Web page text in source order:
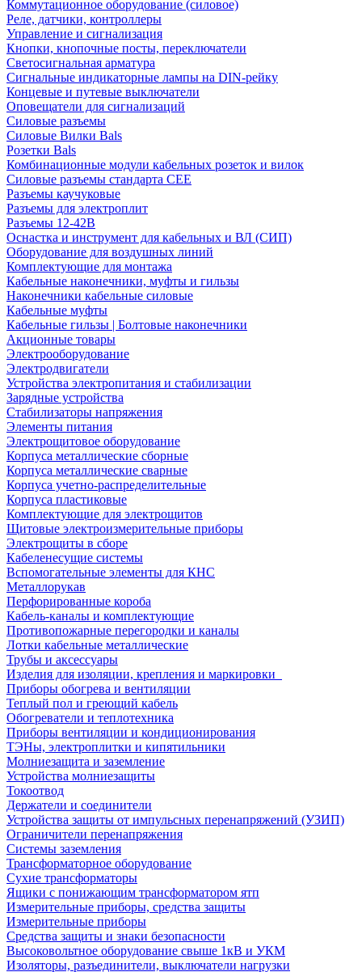
Коммутационное оборудование (силовое)
Реле, датчики, контроллеры
Управление и сигнализация
Кнопки, кнопочные посты, переключатели
Светосигнальная арматура
Сигнальные индикаторные лампы на DIN-рейку
Концевые и путевые выключатели
Оповещатели для сигнализаций
Силовые разъемы
Силовые Вилки Bals
Розетки Bals
Комбинационные модули кабельных розеток и вилок
Силовые разъемы стандарта CEE
Разъемы каучуковые
Разъемы для электроплит
Разъемы 12-42В
Оснастка и инструмент для кабельных и ВЛ (СИП)
Оборудование для воздушных линий
Комплектующие для монтажа
Кабельные наконечники, муфты и гильзы
Наконечники кабельные силовые
Кабельные муфты
Кабельные гильзы | Болтовые наконечники
Акционные товары
Электрооборудование
Электродвигатели
Устройства электропитания и стабилизации
Зарядные устройства
Стабилизаторы напряжения
Элементы питания
Электрощитовое оборудование
Корпуса металлические сборные
Корпуса металлические сварные
Корпуса учетно-распределительные
Корпуса пластиковые
Комплектующие для электрощитов
Щитовые электроизмерительные приборы
Электрощиты в сборе
Кабеленесущие системы
Вспомогательные элементы для КНС
Металлорукав
Перфорированные короба
Кабель-каналы и комплектующие
Противопожарные перегородки и каналы
Лотки кабельные металлические
Трубы и аксессуары
Изделия для изоляции, крепления и маркировки
Приборы обогрева и вентиляции
Теплый пол и греющий кабель
Обогреватели и теплотехника
Приборы вентиляции и кондиционирования
ТЭНы, электроплитки и кипятильники
Молниезащита и заземление
Устройства молниезащиты
Токоотвод
Держатели и соединители
Устройства защиты от импульсных перенапряжений (УЗИП)
Ограничители перенапряжения
Системы заземления
Трансформаторное оборудование
Сухие трансформаторы
Ящики с понижающим трансформатором ятп
Измерительные приборы, средства защиты
Измерительные приборы
Средства защиты и знаки безопасности
Высоковольтное оборудование свыше 1кВ и УКМ
Изоляторы, разъединители, выключатели нагрузки